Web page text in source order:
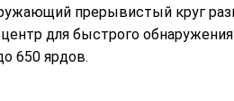
прерывистый круг
для быстрого
650 ярдов.